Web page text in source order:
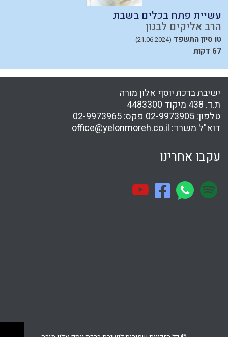
עשיית פתח בכלים בשבת
הרב אליקים לבנון
טו סיון התשפד (21.06.2024)
67 דקות
ישיבת ברכת יוסף אלון מורה
ת.ד. 438 מיקוד 4483300
טלפון:02-9973905 פקס:02-9973965
דוא"ל משרד: office@yelonmoreh.co.il
עקבו אחרינו